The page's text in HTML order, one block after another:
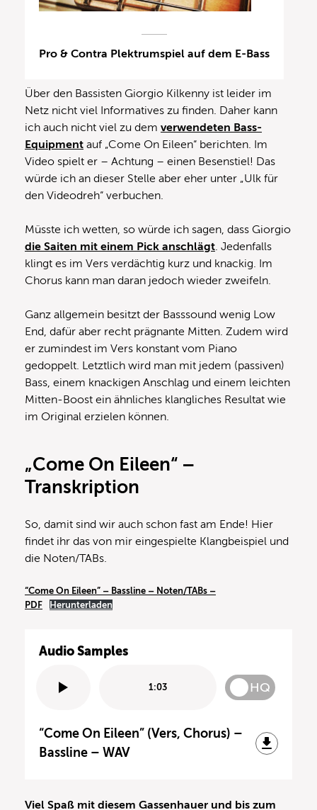
Pro & Contra Plektrumspiel auf dem E-Bass
Über den Bassisten Giorgio Kilkenny ist leider im
Netz nicht viel Informatives zu finden. Daher kann
ich auch nicht viel zu dem verwendeten Bass-
Equipment auf „Come On Eileen“ berichten. Im
Video spielt er – Achtung – einen Besenstiel! Das
würde ich an dieser Stelle aber eher unter „Ulk für
den Videodreh“ verbuchen.
Müsste ich wetten, so würde ich sagen, dass Giorgio
die Saiten mit einem Pick anschlägt. Jedenfalls
klingt es im Vers verdächtig kurz und knackig. Im
Chorus kann man daran jedoch wieder zweifeln.
Ganz allgemein besitzt der Basssound wenig Low
End, dafür aber recht prägnante Mitten. Zudem wird
er zumindest im Vers konstant vom Piano
gedoppelt. Letztlich wird man mit jedem (passiven)
Bass, einem knackigen Anschlag und einem leichten
Mitten-Boost ein ähnliches klangliches Resultat wie
im Original erzielen können.
„Come On Eileen“ –
Transkription
So, damit sind wir auch schon fast am Ende! Hier
findet ihr das von mir eingespielte Klangbeispiel und
die Noten/TABs.
“Come On Eileen” – Bassline – Noten/TABs –
PDF
Herunterladen
Audio Samples
1:03 HQ
“Come On Eileen” (Vers, Chorus) –
Bassline – WAV
Viel Spaß mit diesem Gassenhauer und bis zum